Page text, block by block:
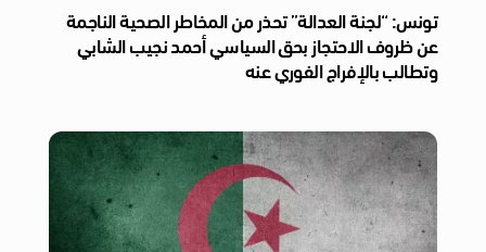
تونس: “لجنة العدالة” تحذر من المخاطر الصحية الناجمة
عن ظروف الاحتجاز بحق السياسي أحمد نجيب الشابي
وتطالب بالإفراج الفوري عنه